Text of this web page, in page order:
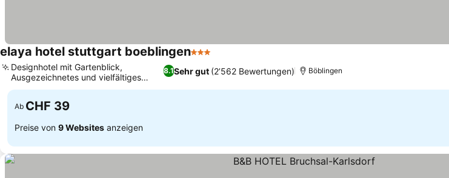
elaya hotel stuttgart boeblingen3 Sterne
8.1Sehr gut (2’562 Bewertungen)
Designhotel mit Gartenblick,
Ausgezeichnetes und vielfältiges
Frühstücksbuffet
Böblingen
Ab CHF 39
Preise von 9 Websites anzeigen